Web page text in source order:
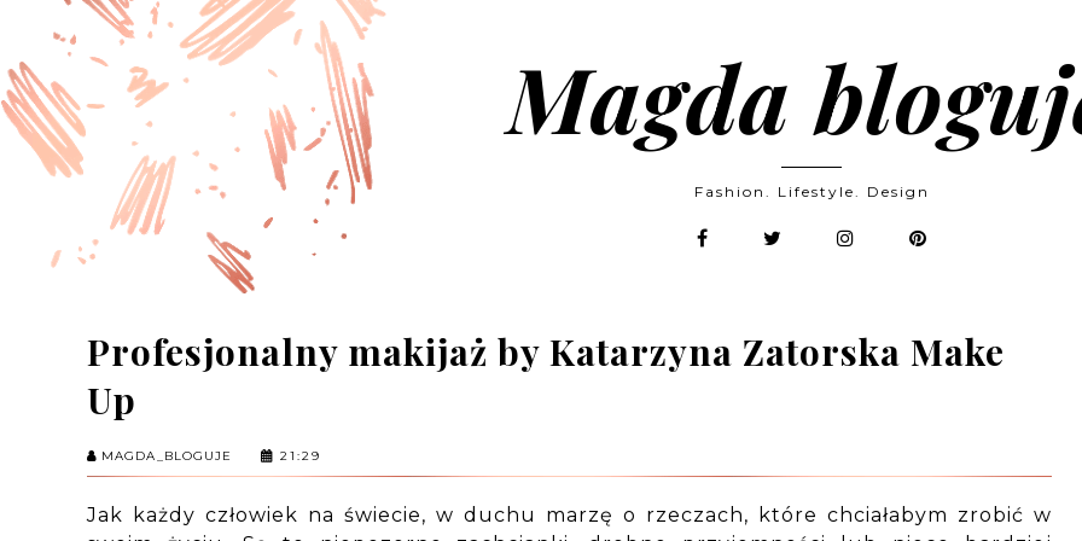
Magda
Fashion. Lifestyle. Design
Profesjonalny makijaż by Katarzyna Zatorska Make
Up
MAGDA_BLOGUJE 21:29
Jak każdy człowiek na świecie, w duchu marzę o rzeczach, które chciałabym zrobić w